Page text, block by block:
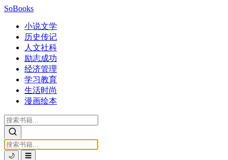
SoBooks
小说文学
历史传记
人文社科
励志成功
经济管理
学习教育
生活时尚
漫画绘本
🌙 ☰